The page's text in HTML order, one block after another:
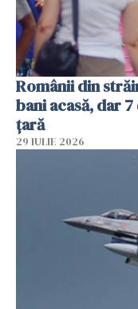
Românii din
bani acasă, dar
țară
29 IULIE 2026